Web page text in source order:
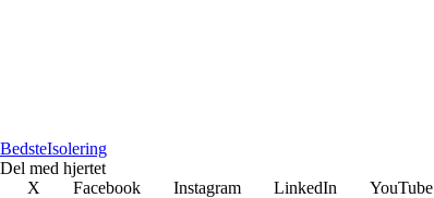
BedsteIsolering
Del med hjertet
X
Facebook Instagram LinkedIn YouTube